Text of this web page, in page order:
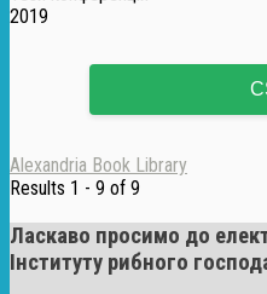
2019
Alexandria Book Library
Results 1 - 9 of 9
Ласкаво просимо до
Інституту рибного